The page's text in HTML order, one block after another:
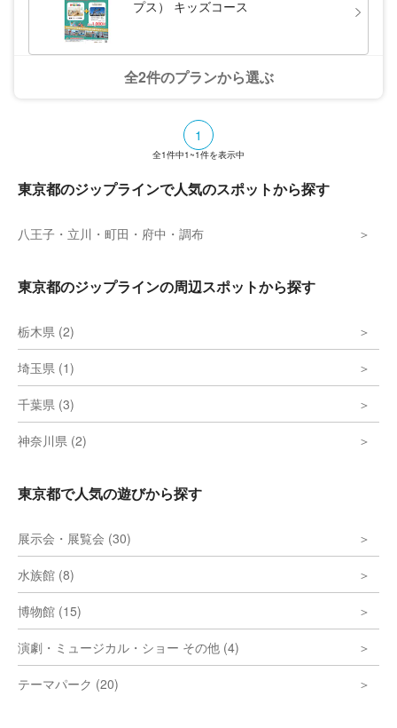
プス） キッズコース
全2件のプランから選ぶ
1
全1件中1~1件を表示中
東京都のジップラインで人気のスポットから探す
八王子・立川・町田・府中・調布
東京都のジップラインの周辺スポットから探す
栃木県 (2)
埼玉県 (1)
千葉県 (3)
神奈川県 (2)
東京都で人気の遊びから探す
展示会・展覧会 (30)
水族館 (8)
博物館 (15)
演劇・ミュージカル・ショー その他 (4)
テーマパーク (20)